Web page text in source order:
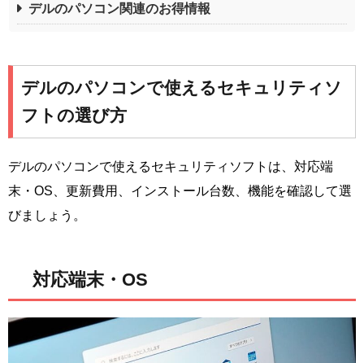
デルのパソコン関連のお得情報
デルのパソコンで使えるセキュリティソ
フトの選び方
デルのパソコンで使えるセキュリティソフトは、対応端
末・OS、更新費用、インストール台数、機能を確認して選
びましょう。
対応端末・OS